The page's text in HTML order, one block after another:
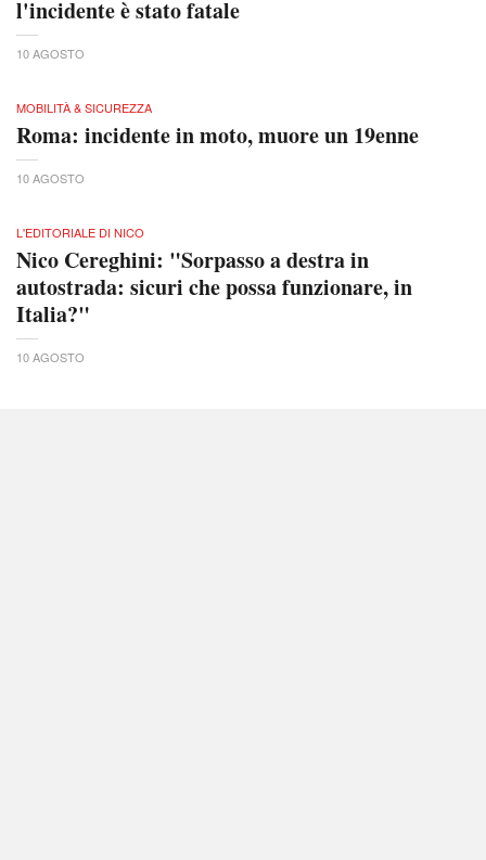
l'incidente è stato fatale
10 AGOSTO
MOBILITÀ & SICUREZZA
Roma: incidente in moto, muore un 19enne
10 AGOSTO
L'EDITORIALE DI NICO
Nico Cereghini: "Sorpasso a destra in
autostrada: sicuri che possa funzionare, in
Italia?"
10 AGOSTO